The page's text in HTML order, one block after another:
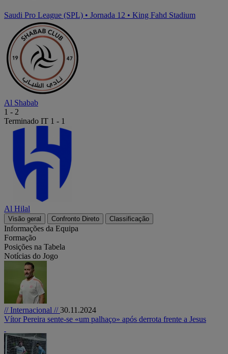
Saudi Pro League (SPL) • Jornada 12 • King Fahd Stadium
Al Shabab
1 - 2
Terminado IT 1 - 1
Al Hilal
Visão geral Confronto Direto Classificação
Informações da Equipa
Formação
Posições na Tabela
Notícias do Jogo
// Internacional //30.11.2024
Vítor Pereira sente-se «um palhaço» após derrota frente a Jesus